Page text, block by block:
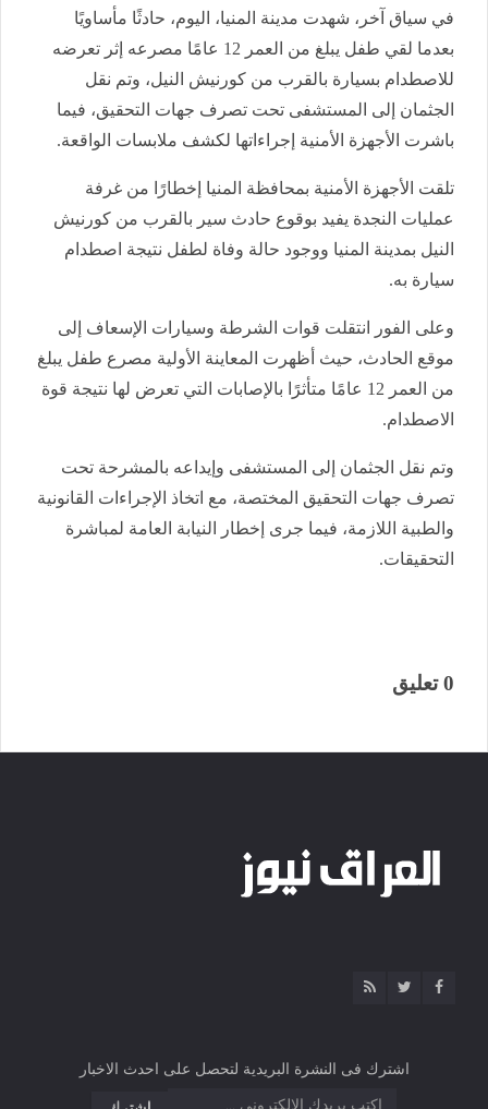
في سياق آخر، شهدت مدينة المنيا، اليوم، حادثًا مأساويًا
بعدما لقي طفل يبلغ من العمر 12 عامًا مصرعه إثر تعرضه
للاصطدام بسيارة بالقرب من كورنيش النيل، وتم نقل
الجثمان إلى المستشفى تحت تصرف جهات التحقيق، فيما
باشرت الأجهزة الأمنية إجراءاتها لكشف ملابسات الواقعة.
تلقت الأجهزة الأمنية بمحافظة المنيا إخطارًا من غرفة
عمليات النجدة يفيد بوقوع حادث سير بالقرب من كورنيش
النيل بمدينة المنيا ووجود حالة وفاة لطفل نتيجة اصطدام
سيارة به.
وعلى الفور انتقلت قوات الشرطة وسيارات الإسعاف إلى
موقع الحادث، حيث أظهرت المعاينة الأولية مصرع طفل يبلغ
من العمر 12 عامًا متأثرًا بالإصابات التي تعرض لها نتيجة قوة
الاصطدام.
وتم نقل الجثمان إلى المستشفى وإيداعه بالمشرحة تحت
تصرف جهات التحقيق المختصة، مع اتخاذ الإجراءات القانونية
والطبية اللازمة، فيما جرى إخطار النيابة العامة لمباشرة
التحقيقات.
0 تعليق
اشترك فى النشرة البريدية لتحصل على احدث الاخبار